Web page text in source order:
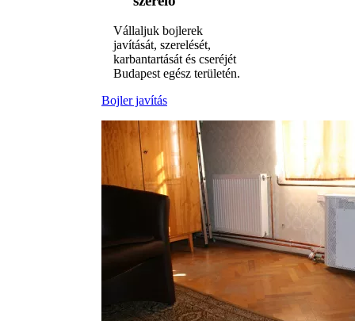
Vállaljuk bojlerek
javítását, szerelését,
karbantartását és cseréjét
Budapest egész területén.
Bojler javítás